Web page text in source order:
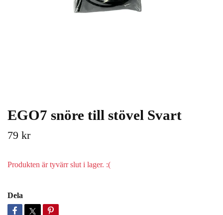
EGO7 snöre till stövel Svart
79 kr
Produkten är tyvärr slut i lager. :(
Dela